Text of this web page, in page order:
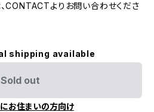
CONTACTよりお問い合わせくださ
shipping available
Sold out
お住まいの方向け